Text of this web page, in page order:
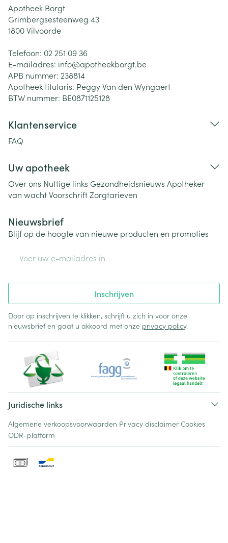
Apotheek Borgt
Grimbergsesteenweg 43
1800Vilvoorde
Telefoon: 02 251 09 36
E-mailadres: info@apotheekborgt.be
APB nummer: 238814
Apotheek titularis: Peggy Van den Wyngaert
BTW nummer: BE0871125128
Klantenservice
FAQ
Uw apotheek
Over ons Nuttige links Gezondheidsnieuws Apotheker
van wachtVoorschriftZorgtarieven
Nieuwsbrief
Blijf op de hoogte van nieuwe producten en promoties
Inschrijven
Door op inschrijven te klikken, schrijft u zich in voor onze
nieuwsbrief en gaat u akkoord met onze privacy policy.
Juridische links
Algemene verkoopsvoorwaarden Privacy disclaimer Cookies
ODR-platform